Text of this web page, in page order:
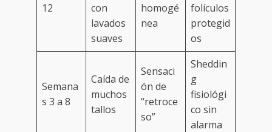
12
con
lavados
suaves
homogé
nea
folículos
protegid
os
Semana
s 3 a 8
Caída de
muchos
tallos
Sensaci
ón de
“retroce
so”
Sheddin
g
fisiológi
co sin
alarma